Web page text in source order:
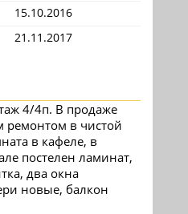
15.10.2016
21.11.2017
4/4п. В продаже
ремонтом в чистой
в кафеле, в
постелен ламинат,
два окна
новые, балкон